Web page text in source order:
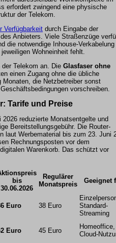
erfordert zwingend eine physische
der Telekom.
Verfügbarkeit durch Eingabe der
Anbieters. Viele Straßenzüge
die notwendige Inhouse-
Wohneinheit fehlt.
Telekom an. Die Glasfaser ohne
einen Zugang ohne die übliche
Monaten, die Netzbetreiber sonst
vorschreiben.
Tarife und Preise
reduzierte Monatsentgelte und
Bereitstellungsgebühr. Die Router-
laut Werbematerial bis zum 23. Juni
Rechnungsposten vor dem
Warenkorb. Das schützt vor
bis
30.06.2026
Regulärer
Monatspreis
Geeignet
Euro 38 Euro
Standard-
Streaming
Euro 45 Euro
Homeoffice,
Cloud-